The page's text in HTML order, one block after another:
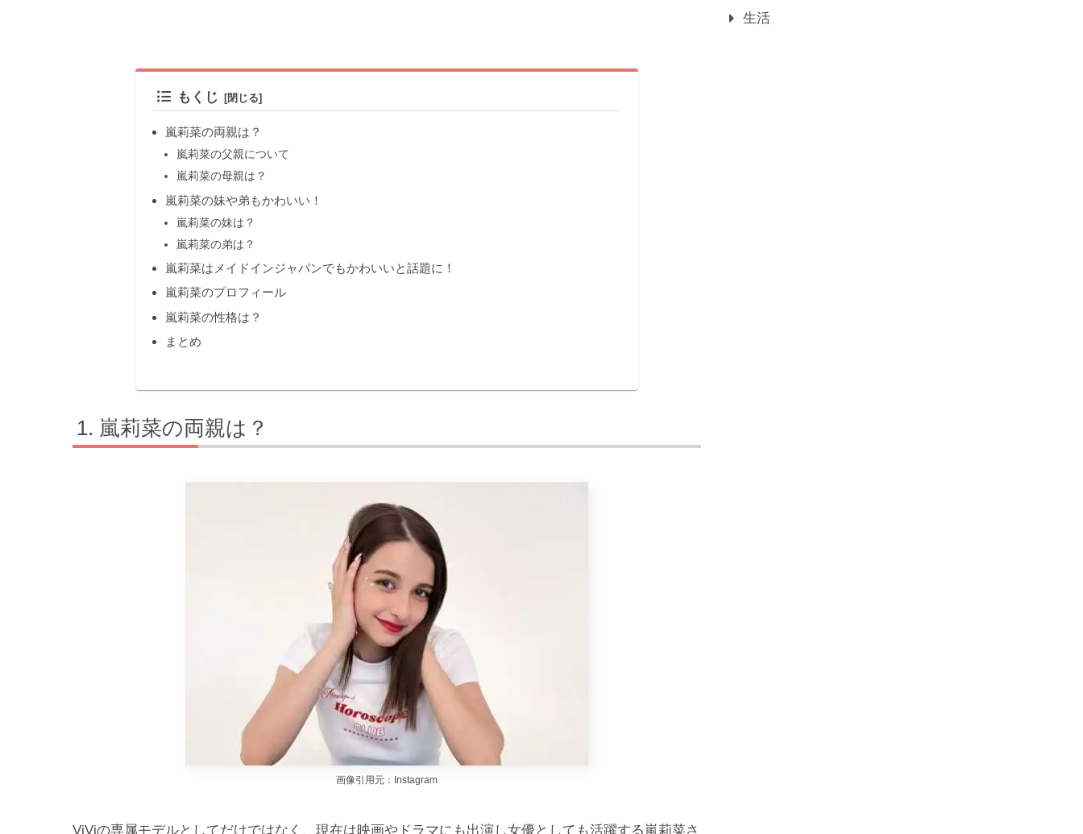
もくじ
嵐莉菜の両親は？
嵐莉菜の父親について
嵐莉菜の母親は？
嵐莉菜の妹や弟もかわいい！
嵐莉菜の妹は？
嵐莉菜の弟は？
嵐莉菜はメイドインジャパンでもかわいいと話題に！
嵐莉菜のプロフィール
嵐莉菜の性格は？
まとめ
嵐莉菜の両親は？
画像引用元：Instagram
ViViの専属モデルとしてだけではなく、現在は映画やドラマにも出演し女優としても活躍する嵐莉菜さ
生活